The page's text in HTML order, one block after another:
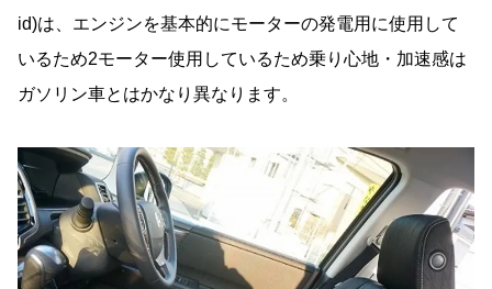
id)は、エンジンを基本的にモーターの発電用に使用して
いるため2モーター使用しているため乗り心地・加速感は
ガソリン車とはかなり異なります。